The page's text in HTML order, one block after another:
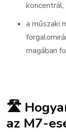
a műszaki
magában
🛣️
az M7-